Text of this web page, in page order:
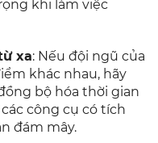
khi làm việc
xa: Nếu đội ngũ của
khác nhau, hãy
bộ hóa thời gian
công cụ có tích
đám mây.